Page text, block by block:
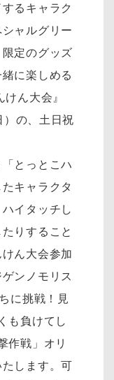
るキャラク
ャルグリー
定のグッズ
に楽しめる
ん大会』
）の、土日祝
とっとこハ
キャラクタ
イタッチし
りすること
ん大会参加
ンノモリス
に挑戦！見
も負けてし
作戦」オリ
します。可